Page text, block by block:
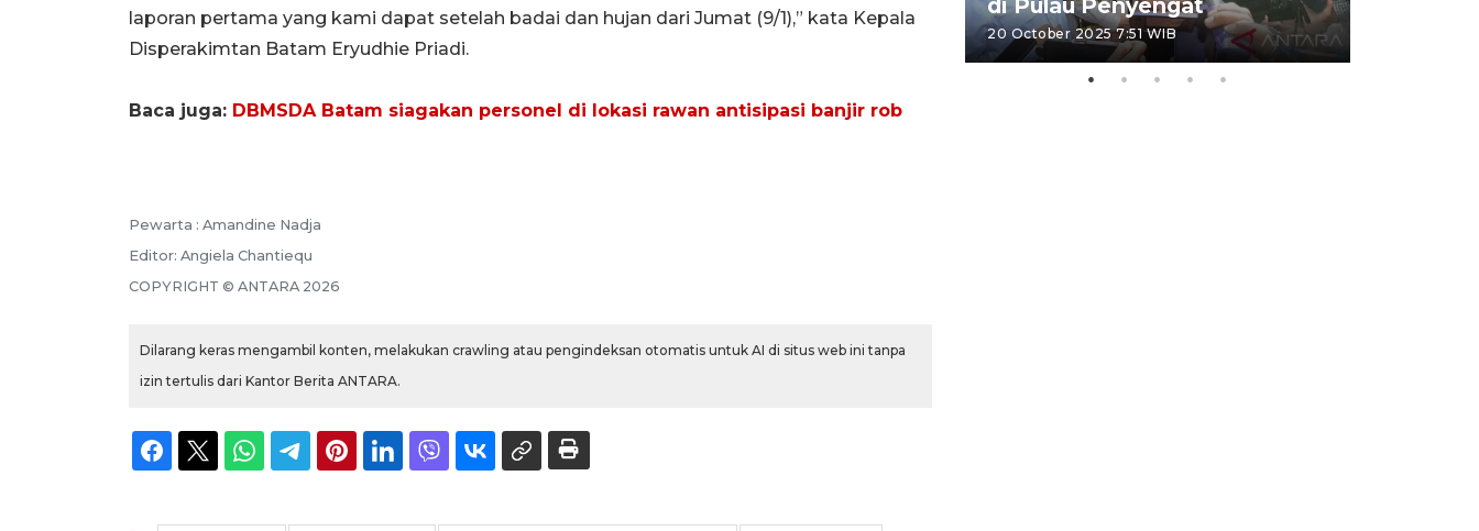
laporan pertama yang kami dapat setelah badai dan hujan dari Jumat (9/1),” kata Kepala
Disperakimtan Batam Eryudhie Priadi.
Baca juga: DBMSDA Batam siagakan personel di lokasi rawan antisipasi banjir rob
Pewarta : Amandine Nadja
Editor: Angiela Chantiequ
COPYRIGHT © ANTARA 2026
Dilarang keras mengambil konten, melakukan crawling atau pengindeksan otomatis untuk AI di situs web ini tanpa
izin tertulis dari Kantor Berita ANTARA.
gunakan mobil jenazah
di Pulau Penyengat
20 October 2025 7:51 WIB